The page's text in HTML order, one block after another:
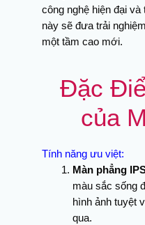
công nghệ hiện đại
này sẽ đưa trải
một tầm cao mới.
Đặc
của
Tính năng ưu việt:
Màn phẳng
màu sắc sống
hình ảnh tuyệt
qua.